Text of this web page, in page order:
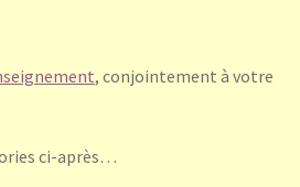
, conjointement à votre
ci-après…